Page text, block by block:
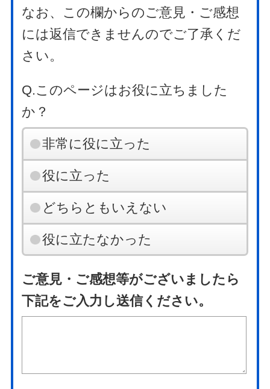
なお、この欄からのご意見・ご感想
には返信できませんのでご了承くだ
さい。
Q.このページはお役に立ちました
か？
非常に役に立った
役に立った
どちらともいえない
役に立たなかった
ご意見・ご感想等がございましたら
下記をご入力し送信ください。